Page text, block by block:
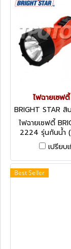
ไฟฉายเซฟ
BRIGHT STAR สิ
ศอเมริกา
ไฟฉายเซฟตี้
2224 รุ่นกันน้ำ
ธรรมดา) / 3 ก้อ
เปรียบ
Best Seller